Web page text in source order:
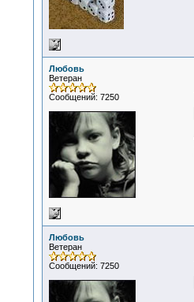
Любовь
Ветеран
Сообщений: 7250
Любовь
Ветеран
Сообщений: 7250